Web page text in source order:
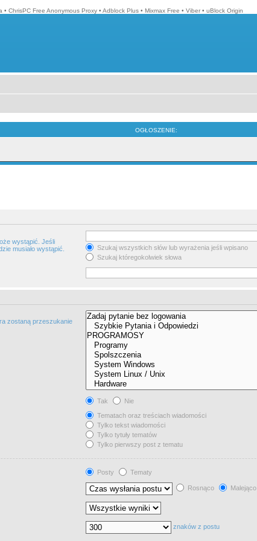
• ChrisPC Free Anonymous Proxy • Adblock Plus • Mixmax Free • Viber • uBlock Origin
OGŁOSZENIE:
wystąpić. Jeśli
musiało wystąpić.
Szukaj wszystkich słów lub wyrażenia jeśli wpisano
Szukaj któregokolwiek słowa
zostaną przeszukanie
Tak
Nie
Tematach oraz treściach wiadomości
Tylko tekst wiadomości
Tylko tytuły tematów
Tylko pierwszy post z tematu
Posty
Tematy
Rosnąco Malejąco
znaków z postu